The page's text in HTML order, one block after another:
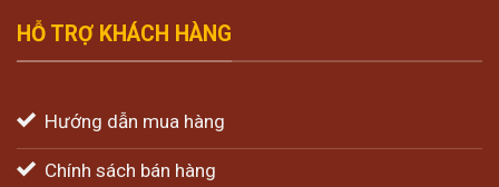
HỖ TRỢ KHÁCH HÀNG
Hướng dẫn mua hàng
Chính sách bán hàng